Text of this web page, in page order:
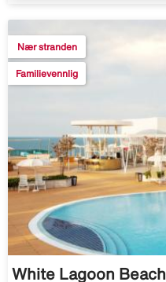
Nær stranden
Familievennlig
White Lagoon Beach